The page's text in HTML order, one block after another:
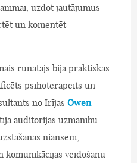
uzdot jautājumus
un komentēt
runātājs bija praktiskās
psihoterapeits un
no Irījas Owen
auditorijas uzmanību.
niansēm,
komunikācijas veidošanu